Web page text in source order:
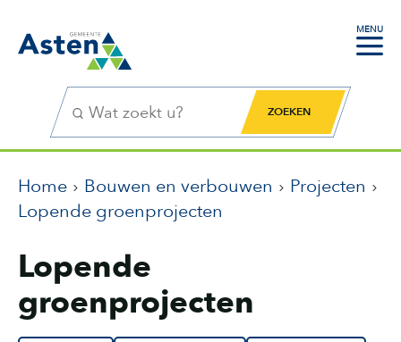
MENU
Zoekfunctie Zoekknop
Home Bouwen en verbouwen
Projecten
Lopende groenprojecten
Lopende
groenprojecten